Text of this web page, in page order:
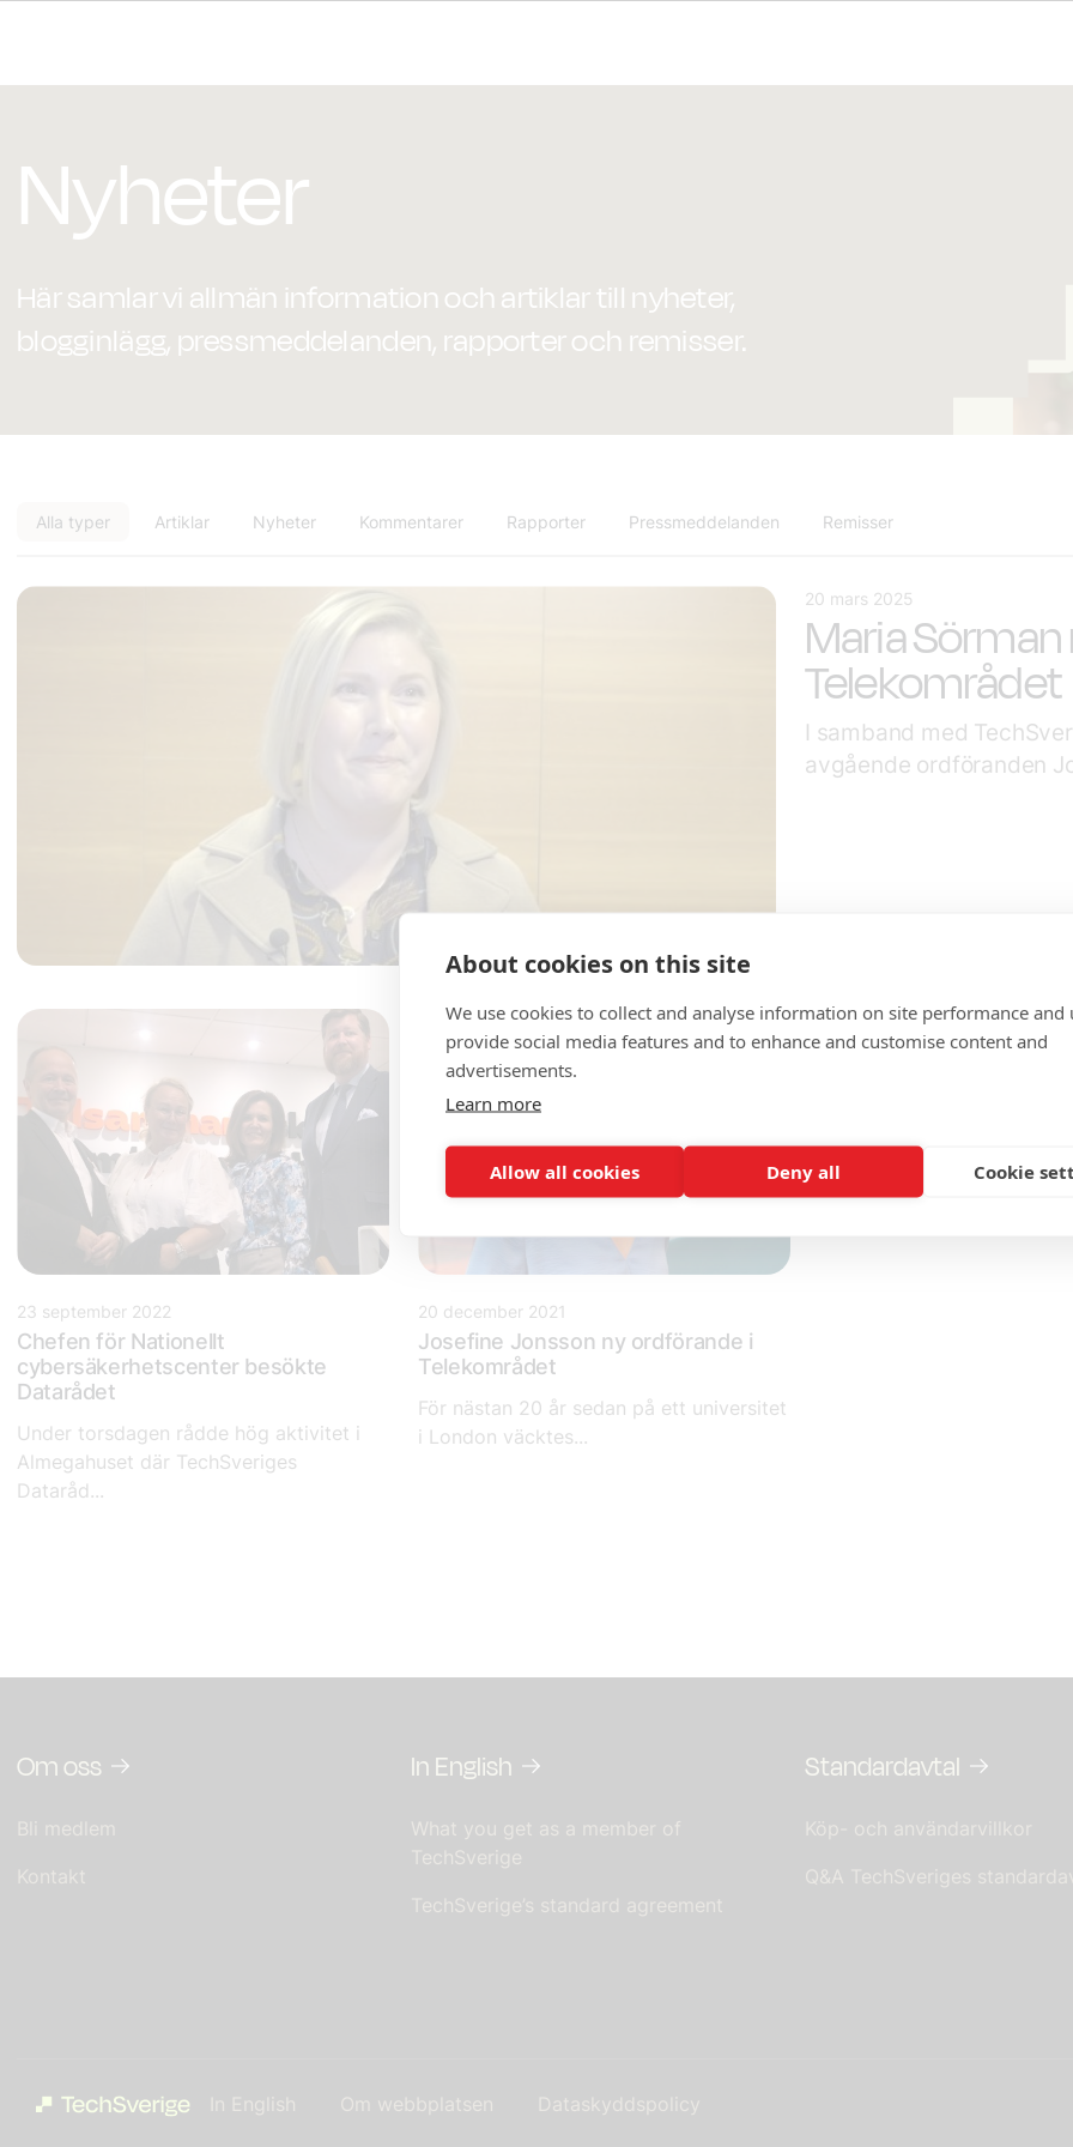
Nyheter
Här samlar vi allmän information och artiklar till nyheter,
blogginlägg, pressmeddelanden, rapporter och remisser.
Alla typer Artiklar Nyheter Kommentarer Rapporter Pressmeddelanden Remisser
20 mars 2025
Maria
Telekområdet
I samband med
avgående ordföranden
23 september 2022
Chefen för Nationellt
cybersäkerhetscenter besökte
Datarådet
Under torsdagen rådde hög aktivitet i
Almegahuset där TechSveriges
Dataråd...
20 december 2021
Josefine Jonsson ny ordförande i
Telekområdet
För nästan 20 år sedan på ett universitet
i London väcktes...
Om oss
Bli medlem
Kontakt
In English
What you get as a member of
TechSverige
TechSverige’s standard agreement
Standardavtal
Köp- och användarvillkor
Q&A TechSveriges
In English Om webbplatsen Dataskyddspolicy
About cookies on this site
We use cookies to collect and analyse information on site performance and
provide social media features and to enhance and customise content and
advertisements.
Learn more
Allow all cookies Deny all Cookie